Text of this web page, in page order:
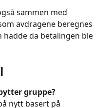
sammen med
avdragene beregnes
da betalingen ble
gruppe?
nytt basert på